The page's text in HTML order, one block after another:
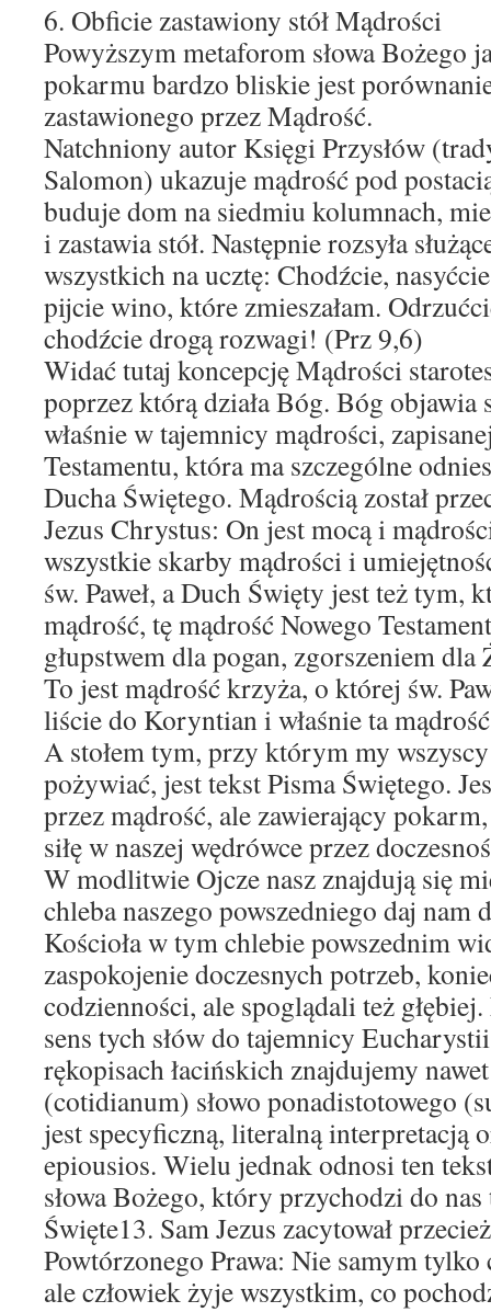
6. Obficie zastawiony stół Mądrości
Powyższym metaforom słowa Bożego
pokarmu bardzo bliskie jest
zastawionego przez Mądrość.
Natchniony autor Księgi Przysłów
Salomon) ukazuje mądrość pod
buduje dom na siedmiu kolumnach,
i zastawia stół. Następnie rozsyła
wszystkich na ucztę: Chodźcie,
pijcie wino, które zmieszałam.
chodźcie drogą rozwagi! (Prz 9,6)
Widać tutaj koncepcję Mądrości
poprzez którą działa Bóg. Bóg objawia
właśnie w tajemnicy mądrości,
Testamentu, która ma szczególne
Ducha Świętego. Mądrością został
Jezus Chrystus: On jest mocą i
wszystkie skarby mądrości i
św. Paweł, a Duch Święty jest też tym,
mądrość, tę mądrość Nowego
głupstwem dla pogan, zgorszeniem
To jest mądrość krzyża, o której św.
liście do Koryntian i właśnie ta
A stołem tym, przy którym my
pożywiać, jest tekst Pisma Świętego.
przez mądrość, ale zawierający
siłę w naszej wędrówce przez
W modlitwie Ojcze nasz znajdują się
chleba naszego powszedniego daj nam
Kościoła w tym chlebie powszednim
zaspokojenie doczesnych potrzeb,
codzienności, ale spoglądali też
sens tych słów do tajemnicy
rękopisach łacińskich znajdujemy
(cotidianum) słowo ponadistotowego
jest specyficzną, literalną interpretacją
epiousios. Wielu jednak odnosi ten
słowa Bożego, który przychodzi do
Święte13. Sam Jezus zacytował
Powtórzonego Prawa: Nie samym tylko
ale człowiek żyje wszystkim, co